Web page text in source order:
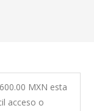
MXN esta
acceso o